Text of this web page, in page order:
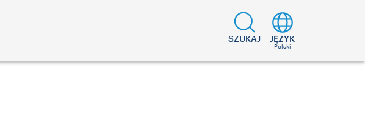
SZUKAJ JĘZYK
Polski